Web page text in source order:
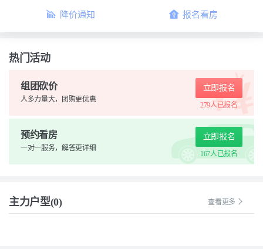
降价通知 报名看房
热门活动
组团砍价
人多力量大，团购更优惠
立即报名
279人已报名
预约看房
一对一服务，解答更详细
立即报名
167人已报名
主力户型(0) 查看更多